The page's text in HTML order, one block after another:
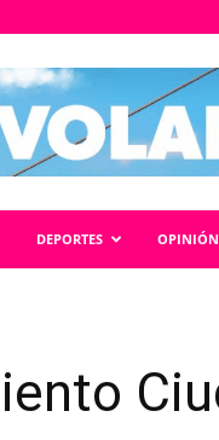
DEPORTES OPINIÓN